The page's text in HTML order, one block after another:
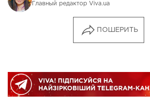
Главный редактор Viva.ua
ПОШЕРИТЬ